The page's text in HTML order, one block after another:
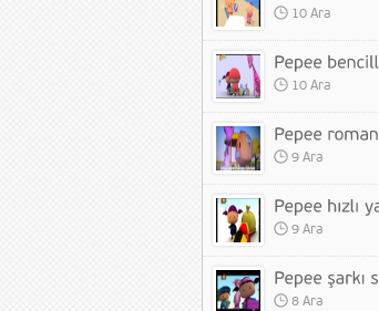
10 Ara
10 Ara
9 Ara
9 Ara
8 Ara